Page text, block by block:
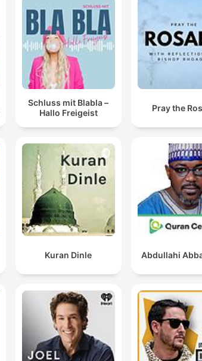
Schluss mit Blabla –
Hallo Freigeist
Pray the
Kuran Dinle Abdullahi